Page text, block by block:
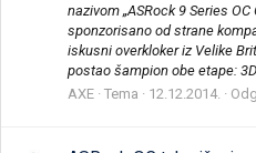
nazivom „ASRock 9 Series
sponzorisano od strane
iskusni overkloker iz Velike
postao šampion obe etape:
AXE Tema 12.12.2014.